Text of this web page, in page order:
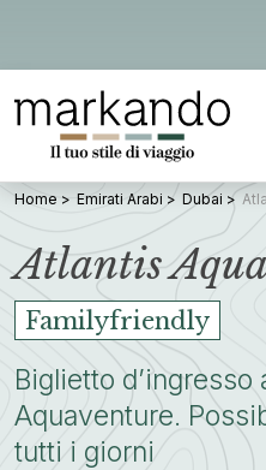
Home Emirati Arabi Dubai
Atlantis
Familyfriendly
Biglietto d’ingresso
Aquaventure.
tutti i giorni